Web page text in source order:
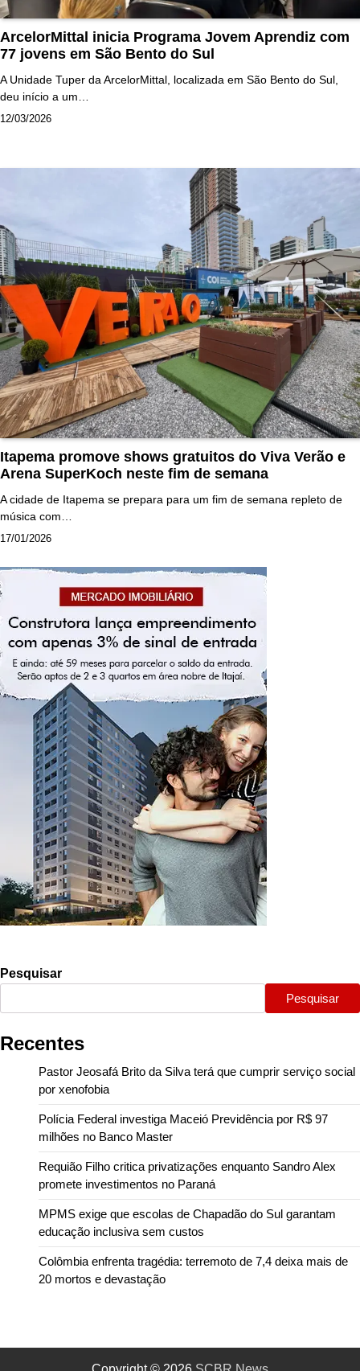
ArcelorMittal inicia Programa Jovem Aprendiz com
77 jovens em São Bento do Sul
A Unidade Tuper da ArcelorMittal, localizada em São Bento do Sul,
deu início a um…
12/03/2026
Itapema promove shows gratuitos do Viva Verão e
Arena SuperKoch neste fim de semana
A cidade de Itapema se prepara para um fim de semana repleto de
música com…
17/01/2026
Pesquisar
Pesquisar
Recentes
Pastor Jeosafá Brito da Silva terá que cumprir serviço social
por xenofobia
Polícia Federal investiga Maceió Previdência por R$ 97
milhões no Banco Master
Requião Filho critica privatizações enquanto Sandro Alex
promete investimentos no Paraná
MPMS exige que escolas de Chapadão do Sul garantam
educação inclusiva sem custos
Colômbia enfrenta tragédia: terremoto de 7,4 deixa mais de
20 mortos e devastação